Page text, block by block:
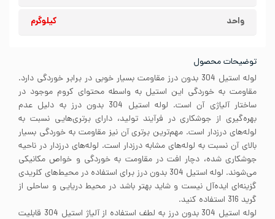
واحد کیلوگرم
توضیحات محصول
لوله استیل 304 بدون درز مقاومت بسیار خوبی در برابر خوردگی دارد.
مقاومت به خوردگی این استیل به واسطه محتوای کروم موجود در
ساختار آلیاژی آن است. لوله استیل 304 بدون درز به دلیل عدم
بهره‌گیری از جوشکاری در فرآیند تولید، دارای برتری‌هایی نسبت به
لوله‌های درزدار است. مهم‌ترین برتری آن نیز مقاومت به خوردگی بسیار
بالای آن نسبت به لوله‌های مشابه درزدار است. لوله‌های درزدار در ناحیه
جوشکاری شده، دچار افت در مقاومت به خوردگی و خواص مکانیکی
می‌شوند. لوله استیل 304 بدون درز برای استفاده در محیط‌های کلریدی
گزینه‌ای ایده‌آل نیست و شاید بهتر باشد در محیط دریایی و ساحلی از
گرید 316 استفاده کنید.
لوله استیل 304 بدون درز به لطف استفاده از آلیاژ استیل 304 قابلیت